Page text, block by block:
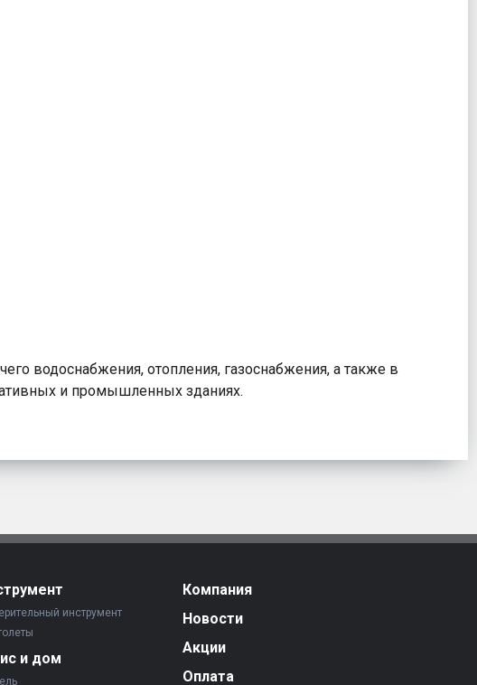
водоснабжения, отопления, газоснабжения, а также в
и промышленных зданиях.
инструмент
и дом
Компания
Новости
Акции
Оплата